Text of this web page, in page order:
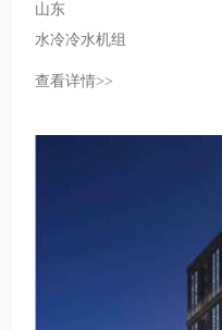
山东
水冷冷水机组
查看详情>>